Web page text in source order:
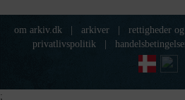
om arkiv.dk arkiver rettigheder
privatlivspolitik
;